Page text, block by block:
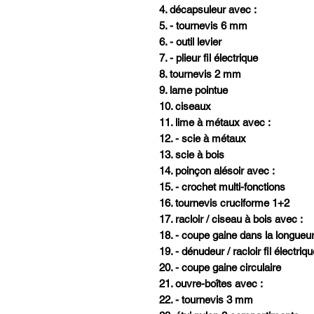
4. décapsuleur avec :
5. - tournevis 6 mm
6. - outil levier
7. - plieur fil électrique
8. tournevis 2 mm
9. lame pointue
10. ciseaux
11. lime à métaux avec :
12. - scie à métaux
13. scie à bois
14. poinçon alésoir avec :
15. - crochet multi-fonctions
16. tournevis cruciforme 1+2
17. racloir / ciseau à bois avec :
18. - coupe gaine dans la longueur
19. - dénudeur / racloir fil
20. - coupe gaine circulaire
21. ouvre-boîtes avec :
22. - tournevis 3 mm